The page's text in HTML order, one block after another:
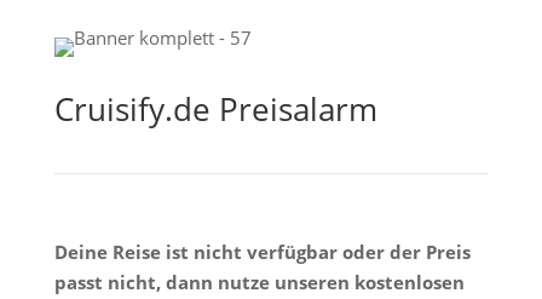
Cruisify.de Preisalarm
Deine Reise ist nicht verfügbar oder der Preis
passt nicht, dann nutze unseren kostenlosen